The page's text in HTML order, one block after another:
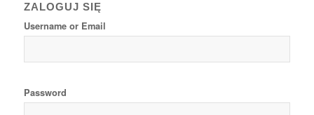
ZALOGUJ SIĘ
Username or Email
Password